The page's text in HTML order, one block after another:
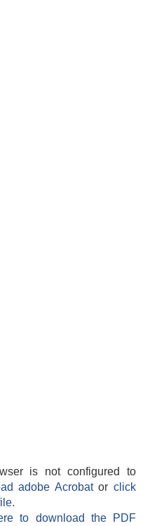
is not configured to
adobe Acrobatorclick
to download the PDF